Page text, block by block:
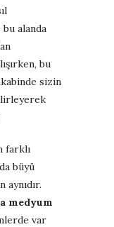
alanda
bu
sizin
farklı
büyü
medyum
var